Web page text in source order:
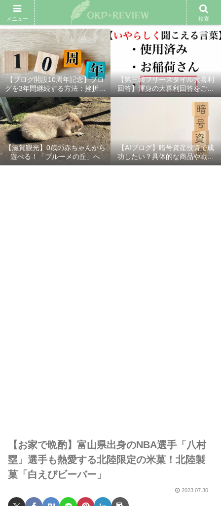
雑記ブログ プロフィール 余興動画 ベスト大喜利 スポ
【ブログ開設10周年記念】ブロ
グを3年間継続する方法：挫折し
ないための7つの秘訣
【第三回フリースタイル大喜利
回答】渾身の大喜利回答をご紹
介！
【滋賀観光】0歳の赤ちゃんから
遊べる！「ブルーメの丘」へ
【AIブログ】暗号資産投資で成
功したい？具体的な商品や戦略
を分かりやすく解説！
【お家で晩酌】富山県出身のNBA選手「八村
塁」選手も熱愛する北陸限定の米菓！北陸製
菓「白えびビーバー」
2023.07.30
メニュー 検索